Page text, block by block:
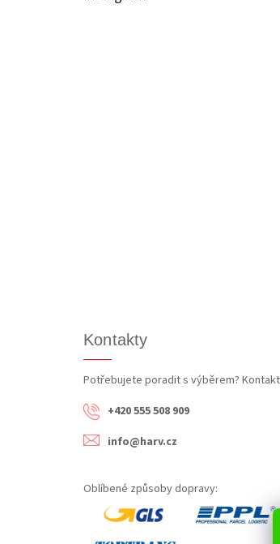
Kontakty
Potřebujete poradit s výběrem?
+420 555 508 909
info@harv.cz
Oblíbené způsoby dopravy: